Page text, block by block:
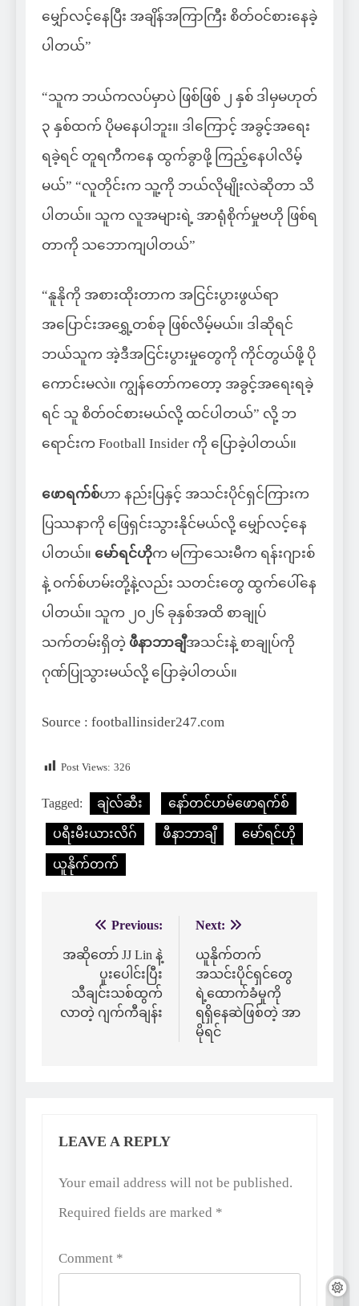
မျှော်လင့်နေပြီး အချိန်အကြာကြီး စိတ်ဝင်စားနေခဲ့
ပါတယ်”
“သူက ဘယ်ကလပ်မှာပဲ ဖြစ်ဖြစ် ၂ နှစ် ဒါမှမဟုတ်
၃ နှစ်ထက် ပိုမနေပါဘူး။ ဒါကြောင့် အခွင့်အရေး
ရခဲ့ရင် တူရကီကနေ ထွက်ခွာဖို့ ကြည့်နေပါလိမ့်
မယ်” “လူတိုင်းက သူ့ကို ဘယ်လိုမျိုးလဲဆိုတာ သိ
ပါတယ်။ သူက လူအများရဲ့ အာရုံစိုက်မှုဗဟို ဖြစ်ရ
တာကို သဘောကျပါတယ်”
“နူနိုကို အစားထိုးတာက အငြင်းပွားဖွယ်ရာ
အပြောင်းအရွှေ့တစ်ခု ဖြစ်လိမ့်မယ်။ ဒါဆိုရင်
ဘယ်သူက အဲ့ဒီအငြင်းပွားမှုတွေကို ကိုင်တွယ်ဖို့ ပို
ကောင်းမလဲ။ ကျွန်တော်ကတော့ အခွင့်အရေးရခဲ့
ရင် သူ စိတ်ဝင်စားမယ်လို့ ထင်ပါတယ်” လို့ ဘ
ရောင်းက Football Insider ကို ပြောခဲ့ပါတယ်။
ဖောရက်စ်ဟာ နည်းပြနှင့် အသင်းပိုင်ရှင်ကြားက
ပြဿနာကို ဖြေရှင်းသွားနိုင်မယ်လို့ မျှော်လင့်နေ
ပါတယ်။ မော်ရင်ဟိုက မကြာသေးမီက ရန်းဂျားစ်
နဲ့ ဝက်စ်ဟမ်းတို့နဲ့လည်း သတင်းတွေ ထွက်ပေါ်နေ
ပါတယ်။ သူက ၂၀၂၆ ခုနှစ်အထိ စာချုပ်
သက်တမ်းရှိတဲ့ ဖီနာဘာချီအသင်းနဲ့ စာချုပ်ကို
ဂုဏ်ပြုသွားမယ်လို့ ပြောခဲ့ပါတယ်။
Source : footballinsider247.com
Post Views: 326
Tagged: ချဲလ်ဆီး နော်တင်ဟမ်ဖောရက်စ်
ပရီးမီးယားလိဂ် ဖီနာဘာချီ မော်ရင်ဟို
ယူနိုက်တက်
navigation
Previous:
အဆိုတော် JJ Lin နဲ့
ပူးပေါင်းပြီး
သီချင်းသစ်ထွက်
လာတဲ့ ဂျက်ကီချန်း
Next:
ယူနိုက်တက်
အသင်းပိုင်ရှင်တွေ
ရဲ့ထောက်ခံမှုကို
ရရှိနေဆဲဖြစ်တဲ့ အာ
မိုရင်
LEAVE A REPLY
Your email address will not be published.
Required fields are marked *
Comment *
Alternative: